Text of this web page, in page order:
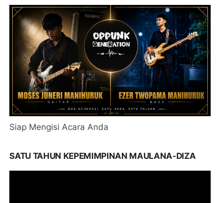
Siap Mengisi Acara Anda
SATU TAHUN KEPEMIMPINAN MAULANA-DIZA